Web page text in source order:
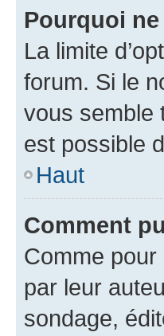
Pourquoi
La limite
forum. Si le
vous semble
est possible
Haut
Comment
Comme
par leur
sondage,